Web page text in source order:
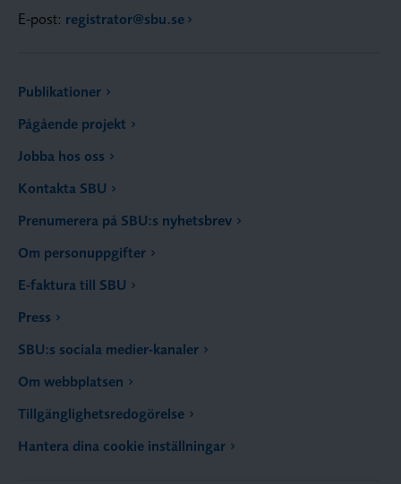
E-post: registrator@sbu.se
Publikationer
Pågående projekt
Jobba hos oss
Kontakta SBU
Prenumerera på SBU:s nyhetsbrev
Om personuppgifter
E-faktura till SBU
Press
SBU:s sociala medier-kanaler
Om webbplatsen
Tillgänglighetsredogörelse
Hantera dina cookie inställningar